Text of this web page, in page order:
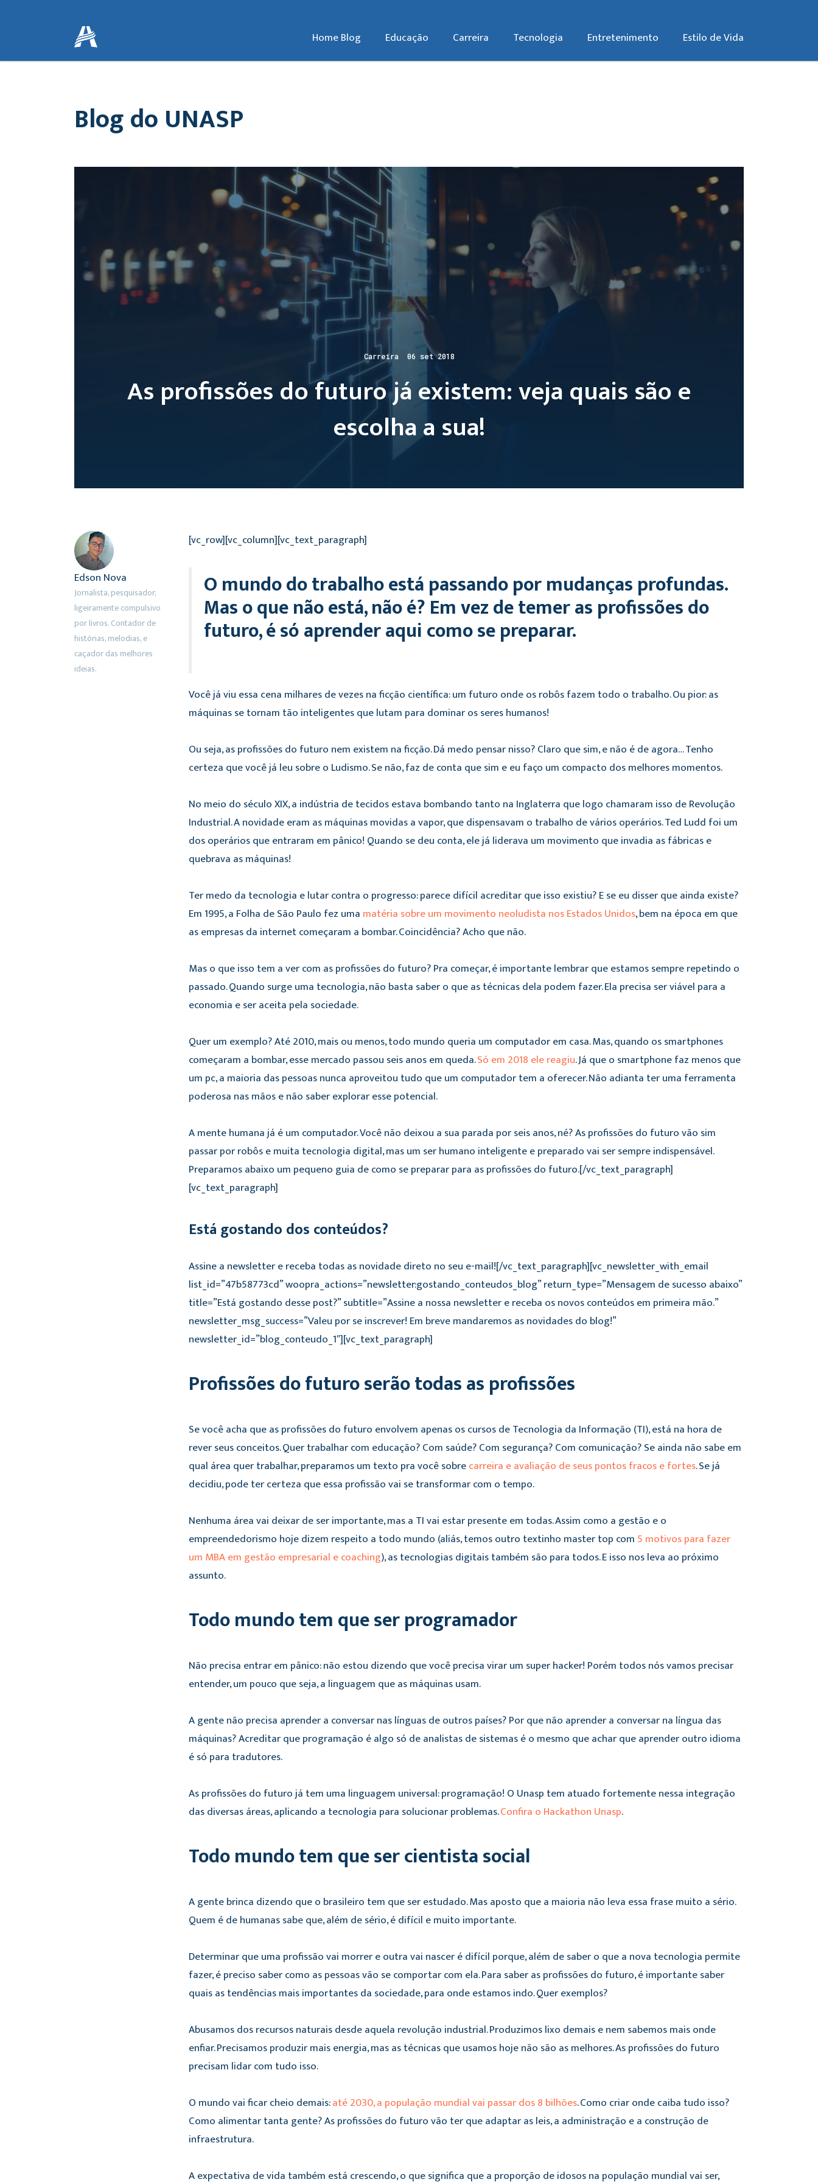
Home Blog Educação Carreira Tecnologia Entretenimento Estilo de Vida
Blog do UNASP
Carreira 06 set 2018
As profissões do futuro já existem: veja quais são e
escolha a sua!
Edson Nova
Jornalista, pesquisador,
ligeiramente compulsivo
por livros. Contador de
histórias, melodias, e
caçador das melhores
ideias.
[vc_row][vc_column][vc_text_paragraph]
O mundo do trabalho está passando por mudanças profundas.
Mas o que não está, não é? Em vez de temer as profissões do
futuro, é só aprender aqui como se preparar.
Você já viu essa cena milhares de vezes na ficção científica: um futuro onde os robôs fazem todo o trabalho. Ou pior: as
máquinas se tornam tão inteligentes que lutam para dominar os seres humanos!
Ou seja, as profissões do futuro nem existem na ficção. Dá medo pensar nisso? Claro que sim, e não é de agora… Tenho
certeza que você já leu sobre o Ludismo. Se não, faz de conta que sim e eu faço um compacto dos melhores momentos.
No meio do século XIX, a indústria de tecidos estava bombando tanto na Inglaterra que logo chamaram isso de Revolução
Industrial. A novidade eram as máquinas movidas a vapor, que dispensavam o trabalho de vários operários. Ted Ludd foi um
dos operários que entraram em pânico! Quando se deu conta, ele já liderava um movimento que invadia as fábricas e
quebrava as máquinas!
Ter medo da tecnologia e lutar contra o progresso: parece difícil acreditar que isso existiu? E se eu disser que ainda existe?
Em 1995, a Folha de São Paulo fez uma matéria sobre um movimento neoludista nos Estados Unidos, bem na época em que
as empresas da internet começaram a bombar. Coincidência? Acho que não.
Mas o que isso tem a ver com as profissões do futuro? Pra começar, é importante lembrar que estamos sempre repetindo o
passado. Quando surge uma tecnologia, não basta saber o que as técnicas dela podem fazer. Ela precisa ser viável para a
economia e ser aceita pela sociedade.
Quer um exemplo? Até 2010, mais ou menos, todo mundo queria um computador em casa. Mas, quando os smartphones
começaram a bombar, esse mercado passou seis anos em queda.Só em 2018 ele reagiu. Já que o smartphone faz menos que
um pc, a maioria das pessoas nunca aproveitou tudo que um computador tem a oferecer. Não adianta ter uma ferramenta
poderosa nas mãos e não saber explorar esse potencial.
A mente humana já é um computador. Você não deixou a sua parada por seis anos, né? As profissões do futuro vão sim
passar por robôs e muita tecnologia digital, mas um ser humano inteligente e preparado vai ser sempre indispensável.
Preparamos abaixo um pequeno guia de como se preparar para as profissões do futuro.[/vc_text_paragraph]
[vc_text_paragraph]
Está gostando dos conteúdos?
Assine a newsletter e receba todas as novidade direto no seu e-mail![/vc_text_paragraph][vc_newsletter_with_email
list_id=”47b58773cd” woopra_actions=”newsletter:gostando_conteudos_blog” return_type=”Mensagem de sucesso abaixo”
title=”Está gostando desse post?” subtitle=”Assine a nossa newsletter e receba os novos conteúdos em primeira mão.”
newsletter_msg_success=”Valeu por se inscrever! Em breve mandaremos as novidades do blog!”
newsletter_id=”blog_conteudo_1″][vc_text_paragraph]
Profissões do futuro serão todas as profissões
Se você acha que as profissões do futuro envolvem apenas os cursos de Tecnologia da Informação (TI), está na hora de
rever seus conceitos. Quer trabalhar com educação? Com saúde? Com segurança? Com comunicação? Se ainda não sabe em
qual área quer trabalhar, preparamos um texto pra você sobrecarreira e avaliação de seus pontos fracos e fortes. Se já
decidiu, pode ter certeza que essa profissão vai se transformar com o tempo.
Nenhuma área vai deixar de ser importante, mas a TI vai estar presente em todas. Assim como a gestão e o
empreendedorismo hoje dizem respeito a todo mundo (aliás, temos outro textinho master top com 5 motivos para fazer
um MBA em gestão empresarial e coaching), as tecnologias digitais também são para todos. E isso nos leva ao próximo
assunto.
Todo mundo tem que ser programador
Não precisa entrar em pânico: não estou dizendo que você precisa virar um super hacker! Porém todos nós vamos precisar
entender, um pouco que seja, a linguagem que as máquinas usam.
A gente não precisa aprender a conversar nas línguas de outros países? Por que não aprender a conversar na língua das
máquinas? Acreditar que programação é algo só de analistas de sistemas é o mesmo que achar que aprender outro idioma
é só para tradutores.
As profissões do futuro já tem uma linguagem universal: programação! O Unasp tem atuado fortemente nessa integração
das diversas áreas, aplicando a tecnologia para solucionar problemas.Confira o Hackathon Unasp.
Todo mundo tem que ser cientista social
A gente brinca dizendo que o brasileiro tem que ser estudado. Mas aposto que a maioria não leva essa frase muito a sério.
Quem é de humanas sabe que, além de sério, é difícil e muito importante.
Determinar que uma profissão vai morrer e outra vai nascer é difícil porque, além de saber o que a nova tecnologia permite
fazer, é preciso saber como as pessoas vão se comportar com ela. Para saber as profissões do futuro, é importante saber
quais as tendências mais importantes da sociedade, para onde estamos indo. Quer exemplos?
Abusamos dos recursos naturais desde aquela revolução industrial. Produzimos lixo demais e nem sabemos mais onde
enfiar. Precisamos produzir mais energia, mas as técnicas que usamos hoje não são as melhores. As profissões do futuro
precisam lidar com tudo isso.
O mundo vai ficar cheio demais:até 2030, a população mundial vai passar dos 8 bilhões. Como criar onde caiba tudo isso?
Como alimentar tanta gente? As profissões do futuro vão ter que adaptar as leis, a administração e a construção de
infraestrutura.
A expectativa de vida também está crescendo, o que significa que a proporção de idosos na população mundial vai ser,